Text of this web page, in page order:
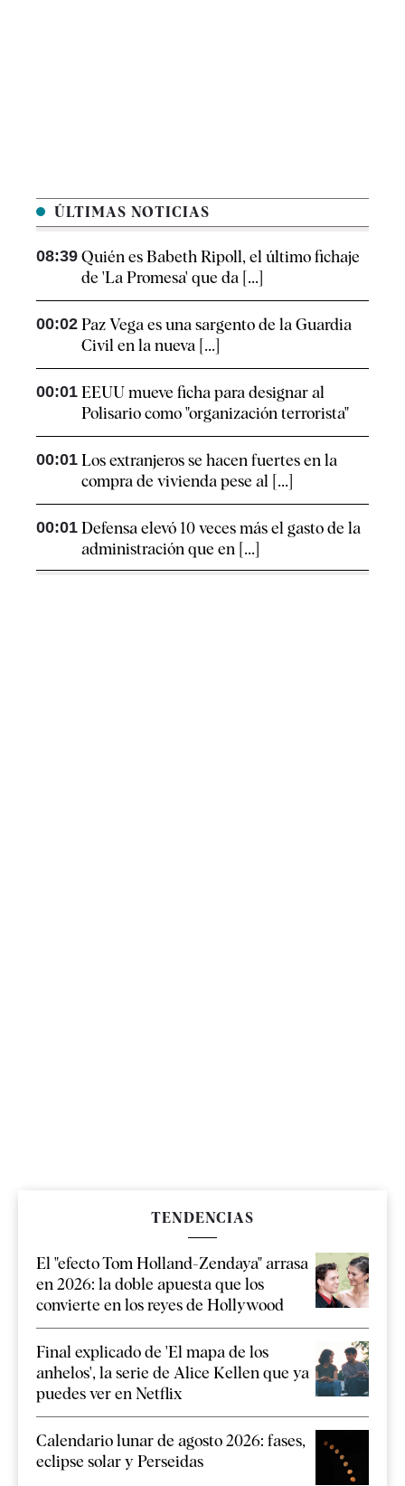
ÚLTIMAS NOTICIAS
08:39 Quién es Babeth Ripoll, el último fichaje
de 'La Promesa' que da [...]
00:02 Paz Vega es una sargento de la Guardia
Civil en la nueva [...]
00:01 EEUU mueve ficha para designar al
Polisario como "organización terrorista"
00:01 Los extranjeros se hacen fuertes en la
compra de vivienda pese al [...]
00:01 Defensa elevó 10 veces más el gasto de la
administración que en [...]
TENDENCIAS
El "efecto Tom Holland-Zendaya" arrasa
en 2026: la doble apuesta que los
convierte en los reyes de Hollywood
Final explicado de 'El mapa de los
anhelos', la serie de Alice Kellen que ya
puedes ver en Netflix
Calendario lunar de agosto 2026: fases,
eclipse solar y Perseidas